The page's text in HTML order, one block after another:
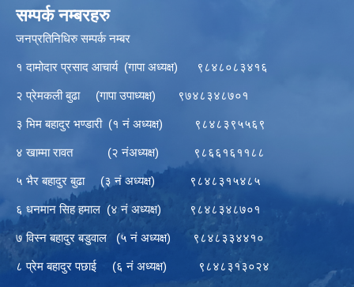
सम्पर्क नम्बरहरु
जनप्रतिनिधिरु सम्पर्क नम्बर
१ दामोदार प्रसाद आचार्य (गापा अध्यक्ष) ९८४८०८३४१६
२ प्रेमकली बुढा (गापा उपाध्यक्ष) ९७४८३४८७०१
३ भिम बहादुर भण्डारी (१ नं अध्यक्ष) ९८४८३९५५६९
४ खाम्मा रावत (२ नंअध्यक्ष) ९८६६१६११८८
५ भैर बहादुर बुढा (३ नं अध्यक्ष) ९८४८३१५४८५
६ धनमान सिह हमाल (४ नं अध्यक्ष) ९८४८३४८७०१
७ विस्न बहादुर बडुवाल (५ नं अध्यक्ष) ९८४८३३४४१०
८ प्रेम बहादुर पछाई (६ नं अध्यक्ष) ९८४८३१३०२४